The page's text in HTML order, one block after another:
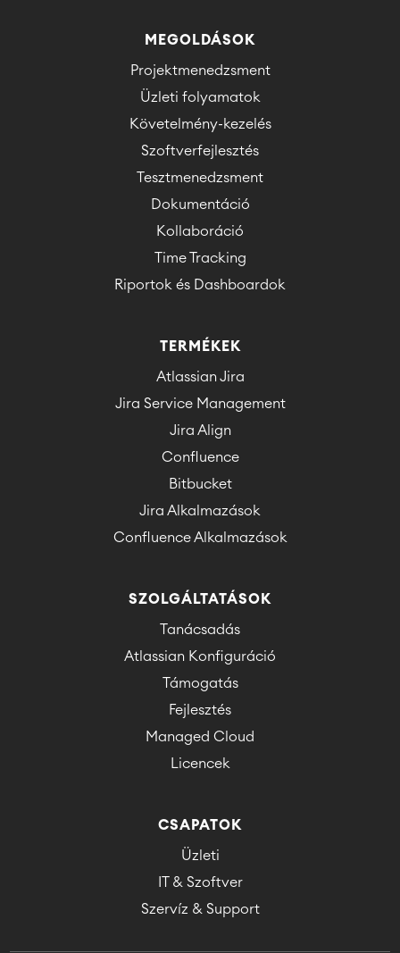
MEGOLDÁSOK
Projektmenedzsment
Üzleti folyamatok
Követelmény-kezelés
Szoftverfejlesztés
Tesztmenedzsment
Dokumentáció
Kollaboráció
Time Tracking
Riportok és Dashboardok
TERMÉKEK
Atlassian Jira
Jira Service Management
Jira Align
Confluence
Bitbucket
Jira Alkalmazások
Confluence Alkalmazások
SZOLGÁLTATÁSOK
Tanácsadás
Atlassian Konfiguráció
Támogatás
Fejlesztés
Managed Cloud
Licencek
CSAPATOK
Üzleti
IT & Szoftver
Szervíz & Support